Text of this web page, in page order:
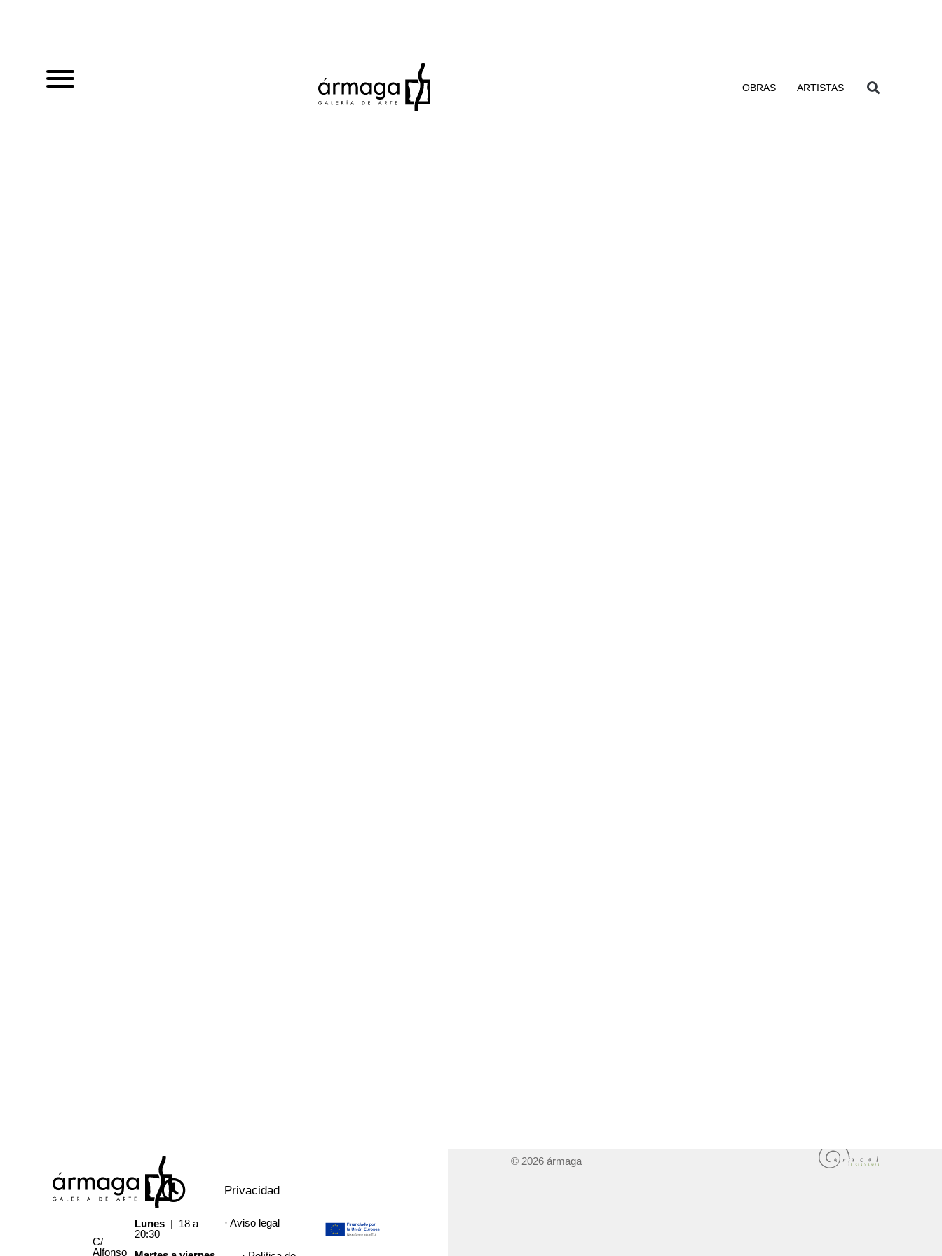
OBRAS ARTISTAS
C/
Alfonso
Lunes | 18 a
20:30
Privacidad
· Aviso legal
© 2026 ármaga